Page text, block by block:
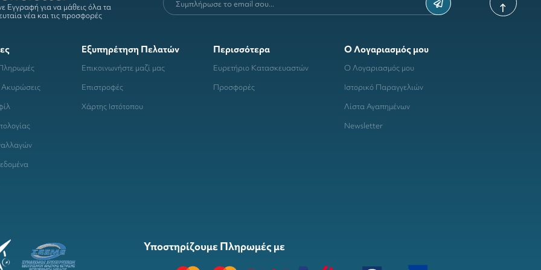
Εγγραφή για να μάθεις όλα τα
νέα και τις προσφορές
Ακυρώσεις
Εξυπηρέτηση Πελατών
Επικοινωνήστε μαζί μας
Επιστροφές
Χάρτης Ιστότοπου
Περισσότερα
Ευρετήριο Κατασκευαστών
Προσφορές
Ο Λογαριασμός μου
Ο Λογαριασμός μου
Ιστορικό Παραγγελιών
Λίστα Αγαπημένων
Newsletter
Υποστηρίζουμε Πληρωμές με